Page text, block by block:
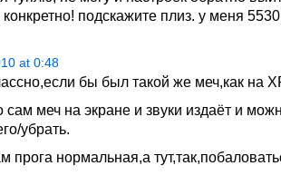
подскажите плиз. у меня 5530
at 0:48
бы был такой же меч,как на
сам меч на экране и звуки издаёт и
убрать.
прога нормальная,а